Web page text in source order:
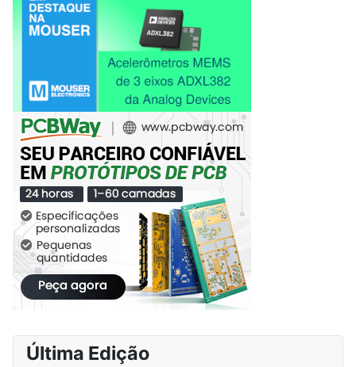
Última Edição